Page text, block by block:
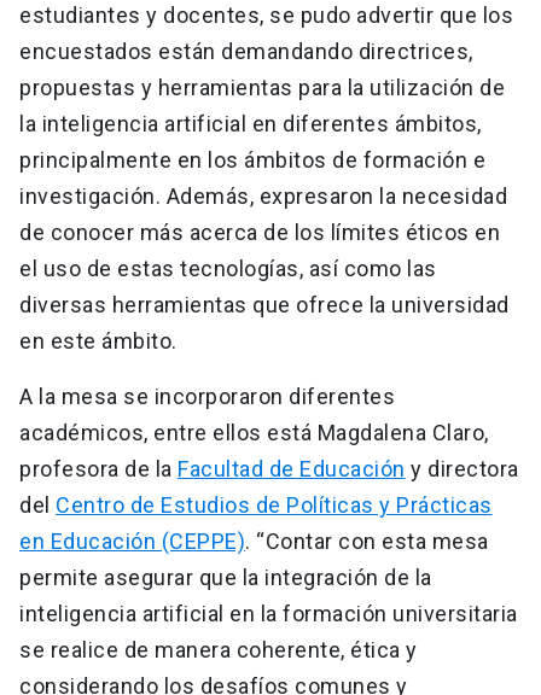
estudiantes y docentes, se pudo advertir que los
encuestados están demandando directrices,
propuestas y herramientas para la utilización de
la inteligencia artificial en diferentes ámbitos,
principalmente en los ámbitos de formación e
investigación. Además, expresaron la necesidad
de conocer más acerca de los límites éticos en
el uso de estas tecnologías, así como las
diversas herramientas que ofrece la universidad
en este ámbito.
A la mesa se incorporaron diferentes
académicos, entre ellos está Magdalena Claro,
profesora de la Facultad de Educación y directora
del Centro de Estudios de Políticas y Prácticas
en Educación (CEPPE). “Contar con esta mesa
permite asegurar que la integración de la
inteligencia artificial en la formación universitaria
se realice de manera coherente, ética y
considerando los desafíos comunes y